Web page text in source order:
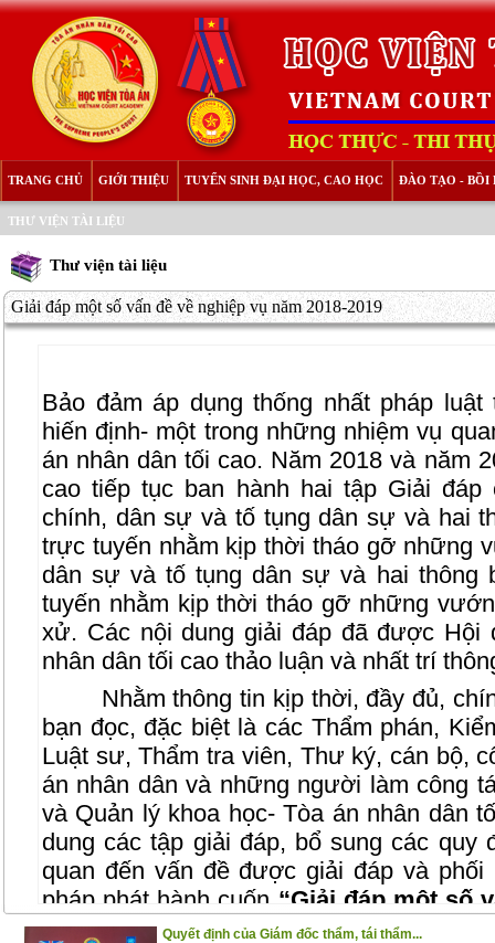
TRANG CHỦ GIỚI THIỆU TUYỂN SINH ĐẠI HỌC, CAO HỌC ĐÀO TẠO - BỒI
THƯ VIỆN TÀI LIỆU
Thư viện tài liệu
Giải đáp một số vấn đề về nghiệp vụ năm 2018-2019
Bảo đảm áp dụng thống nhất pháp
hiến định- một trong những nhiệm vụ
án nhân dân tối cao. Năm 2018 và năm
cao tiếp tục ban hành hai tập Giải
chính, dân sự và tố tụng dân sự và hai
trực tuyến nhằm kịp thời tháo gỡ những
dân sự và tố tụng dân sự và hai thông
tuyến nhằm kịp thời tháo gỡ những
xử. Các nội dung giải đáp đã được Hội
nhân dân tối cao thảo luận và nhất trí
Nhằm thông tin kịp thời, đầy đủ,
bạn đọc, đặc biệt là các Thẩm phán,
Luật sư, Thẩm tra viên, Thư ký, cán bộ,
án nhân dân và những người làm công
và Quản lý khoa học- Tòa án nhân dân
dung các tập giải đáp, bổ sung các quy
quan đến vấn đề được giải đáp và
pháp phát hành cuốn “Giải đáp một số
2018-2019”.Quyết định của Giám đốc thẩm, tái thẩm...